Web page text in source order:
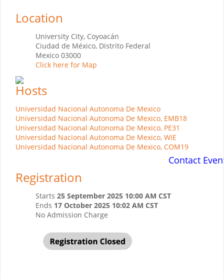
Location
University City, Coyoacán
Ciudad de México, Distrito Federal
Mexico 03000
Click here for Map
Hosts
Universidad Nacional Autonoma De Mexico
Universidad Nacional Autonoma De Mexico, EMB18
Universidad Nacional Autonoma De Mexico, PE31
Universidad Nacional Autonoma De Mexico, WIE
Universidad Nacional Autonoma De Mexico, COM19
Contact
Registration
Starts 25 September 2025 10:00 AM CST
Ends 17 October 2025 10:02 AM CST
No Admission Charge